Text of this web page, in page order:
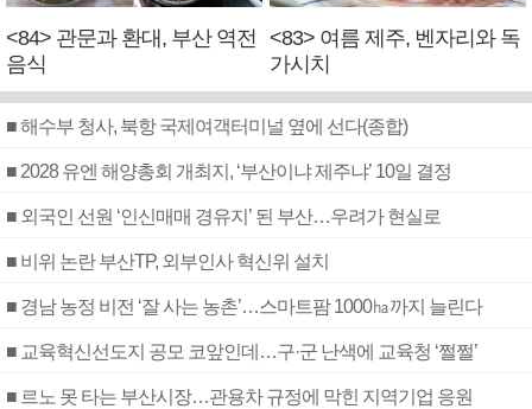
<84> 관문과 환대, 부산 역전
음식
<83> 여름 제주, 벤자리와 독
가시치
■ 해수부 청사, 북항 국제여객터미널 옆에 선다(종합)
■ 2028 유엔 해양총회 개최지, ‘부산이냐 제주냐’ 10일 결정
■ 외국인 선원 ‘인신매매 경유지’ 된 부산…우려가 현실로
■ 비위 논란 부산TP, 외부인사 혁신위 설치
■ 경남 농정 비전 ‘잘 사는 농촌’…스마트팜 1000㏊까지 늘린다
■ 교육혁신선도지 공모 코앞인데…구·군 난색에 교육청 ‘쩔쩔’
■ 르노 못 타는 부산시장…관용차 규정에 막힌 지역기업 응원